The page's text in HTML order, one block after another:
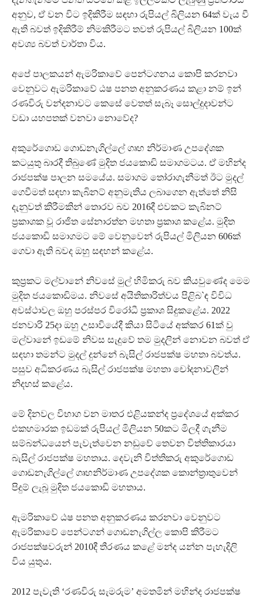
අනුව, ඒ වන විට ඉදිකිරීම සඳහා රුපියල් බිලියන 64ක් වැය වී
ඇති බවත් ඉදිකිරීම් නිමකිරීමට තවත් රුපියල් බිලියන 100ක්
අවශ්‍ය බවත් වාර්තා විය.
අපේ පාලකයන් ඇමරිකාවේ පෙන්ටගනය කොපි කරනවා
වෙනුවට ඇමරිකාවේ ඨෂ පනත අනුකරණය කළා නම් ඉන්
රණවිරු වන්දනාවට කෙසේ වෙතත් සැබෑ සොල්දුදාවන්ට
වඩා යහපතක් වනවා නොවේද?
අකුරේගොඩ ගොඩනැගිල්ලේ ගෘහ නිර්මාණ උපදේශක
කටයුතු බාරදී තිබුණේ මුදිත ජයකොඩි සමාගමටය. ඒ මහින්ද
රාජපක්ෂ පාලන සමයේය. සමාගම තෝරාගැනීමත් ඊට මුදල්
ගෙවීමත් සඳහා කැබිනට් අනුමැතිය ලබාගෙන ඇත්තේ නිසි
දැනුවත් කිරීමකින් තොරව බව 2016දී එවකට කැබිනට්
ප්‍රකාශක වූ රාජිත සේනාරත්න මහතා ප්‍රකාශ කළේය. මුදිත
ජයකොඩි සමාගමට මේ වෙනුවෙන් රුපියල් මිලියන 606ක්
ගෙවා ඇති බවද ඔහු සඳහන් කළේය.
කුප්‍රකට මල්වානේ නිවසේ මුල් හිමිකරු බව කියවුණේද මෙම
මුදිත ජයකොඩිමය. නිවසේ අයිතිකාරිත්වය පිළිබ`ඳ විවිධ
අවස්ථාවල ඔහු පරස්පර විරෝධී ප්‍රකාශ සිදුකළේය. 2022
ජනවාරි 25දා ඔහු උසාවියේදී කියා සිටියේ අක්කර 61ක් වු
මල්වානේ ඉඩමේ නිවස සැදුවේ තම මුදලින් නොවන බවත් ඒ
සඳහා තමන්ට මුදල් දුන්නේ බැසිල් රාජපක්ෂ මහතා බවත්ය.
පසුව අධිකරණය බැසිල් රාජපක්ෂ මහතා චෝදනාවලින්
නිදහස් කළේය.
මේ දිනවල විභාග වන මාතර එළියකන්ද ප්‍රදේශයේ අක්කර
එකහමාරක ඉඩමක් රුපියල් මිලියන 50කට මිලදී ගැනීම
සම්බන්ධයෙන් පැවැත්වෙන නඩුවේ තෙවන විත්තිකාරයා
බැසිල් රාජපක්ෂ මහතාය. දෙවැනි විත්තිකරු අකුරේගොඩ
ගොඩනැගිල්ලේ ගෘහනිර්මාණ උපදේශක කොන්ත්‍රාතුවෙන්
පිදුම් ලැබූ මුදිත ජයකොඩි මහතාය.
ඇමරිකාවේ ඨෂ පනත අනුකරණය කරනවා වෙනුවට
ඇමරිකාවේ පෙන්ටගන් ගොඩනැගිල්ල කොපි කිරීමට
රාජපක්ෂවරුන් 2010දී තීරණය කළේ මන්ද යන්න පැහැදිලි
විය යුතුය.
2012 පැවැති ‘රණවිරු සැමරුම’ අමතමින් මහින්ද රාජපක්ෂ